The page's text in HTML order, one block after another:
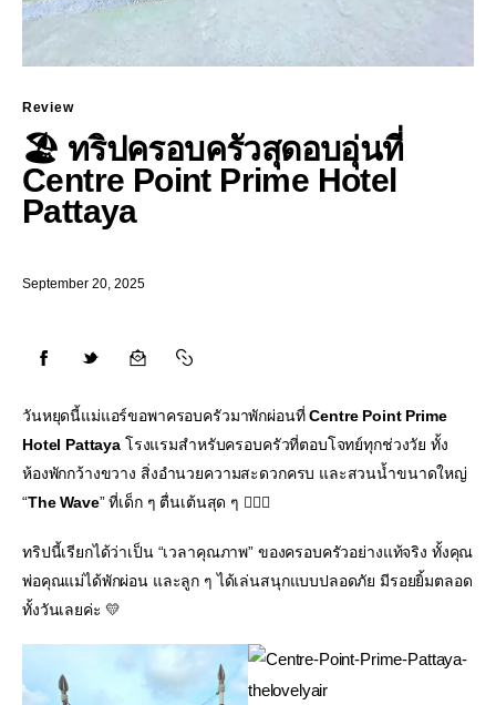
Review
🏖️ ทริปครอบครัวสุดอบอุ่นที่
Centre Point Prime Hotel
Pattaya
September 20, 2025
วันหยุดนี้แม่แอร์ขอพาครอบครัวมาพักผ่อนที่Centre Point Prime
Hotel Pattaya โรงแรมสำหรับครอบครัวที่ตอบโจทย์ทุกช่วงวัย ทั้ง
ห้องพักกว้างขวาง สิ่งอำนวยความสะดวกครบ และสวนน้ำขนาดใหญ่
“The Wave” ที่เด็ก ๆ ตื่นเต้นสุด ๆ 🏄‍♀️💦
ทริปนี้เรียกได้ว่าเป็น “เวลาคุณภาพ” ของครอบครัวอย่างแท้จริง ทั้งคุณ
พ่อคุณแม่ได้พักผ่อน และลูก ๆ ได้เล่นสนุกแบบปลอดภัย มีรอยยิ้มตลอด
ทั้งวันเลยค่ะ 💛